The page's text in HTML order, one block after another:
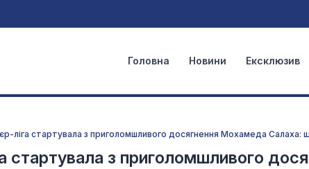
Головна Новини Ексклюзив
ліга стартувала з приголомшливого досягнення Мохамеда Салаха:
стартувала з приголомшливого